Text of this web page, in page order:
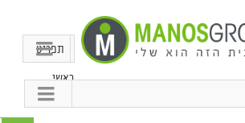
תפריט
ראשי